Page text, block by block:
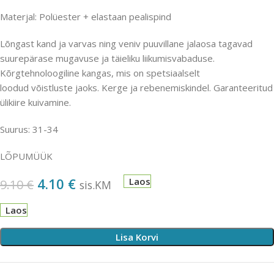
Materjal: Polüester + elastaan ​​pealispind
Lõngast kand ja varvas ning veniv puuvillane jalaosa tagavad
suurepärase mugavuse ja täieliku liikumisvabaduse.
Kõrgtehnoloogiline kangas, mis on spetsiaalselt
loodud võistluste jaoks. Kerge ja rebenemiskindel. Garanteeritud
ülikiire kuivamine.
Suurus: 31-34
LÕPUMÜÜK
9.10€ 4.10 € sis.KM Laos
Laos
Lisa Korvi